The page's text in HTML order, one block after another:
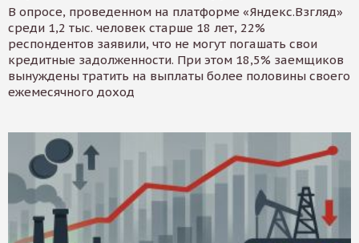
В опросе, проведенном на платформе «Яндекс.Взгляд»
среди 1,2 тыс. человек старше 18 лет, 22%
респондентов заявили, что не могут погашать свои
кредитные задолженности. При этом 18,5% заемщиков
вынуждены тратить на выплаты более половины своего
ежемесячного доход